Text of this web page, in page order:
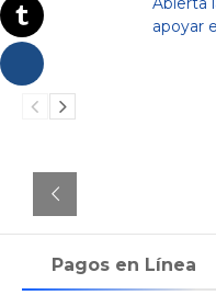
apoyar
Pagos en Línea